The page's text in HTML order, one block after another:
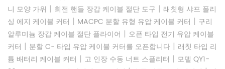
니 모양 가위 | 회전 핸들 장갑 케이블 절단 도구 | 래칫형 샤프 폴리
싱 에지 케이블 커터 | MACPC 분할 유형 유압 케이블 커터 | 구리
알루미늄 장갑 케이블 절단 플라이어 | 오픈 타입 전기 유압 케이블
커터 | 분할 C- 타입 유압 케이블 커터를 오픈합니다 | 래칫 타입 리
튬 배터리 케이블 커터 | 고 인장 수동 너트 스플리터 | 모델 QY1-